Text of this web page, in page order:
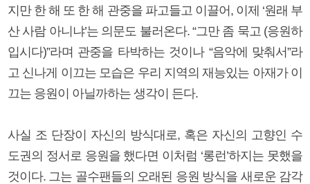
지만 한 해 또 한 해 관중을 파고들고 이끌어, 이제 ‘원래 부
산 사람 아니냐’는 의문도 불러온다. “그만 좀 묵고 (응원하
입시다)”라며 관중을 타박하는 것이나 “음악에 맞춰서”라
고 신나게 이끄는 모습은 우리 지역의 재능있는 아재가 이
끄는 응원이 아닐까하는 생각이 든다.
사실 조 단장이 자신의 방식대로, 혹은 자신의 고향인 수
도권의 정서로 응원을 했다면 이처럼 ‘롱런’하지는 못했을
것이다. 그는 골수팬들의 오래된 응원 방식을 새로운 감각